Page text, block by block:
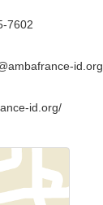
7602
id.org
id.org/